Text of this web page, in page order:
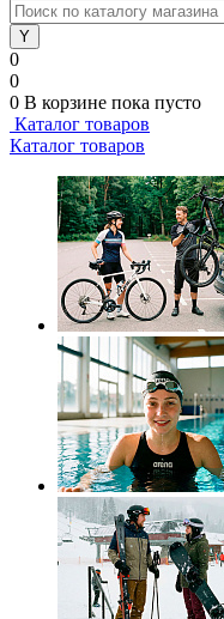
0
0
0 В корзине пока пусто
Каталог товаров
Каталог товаров